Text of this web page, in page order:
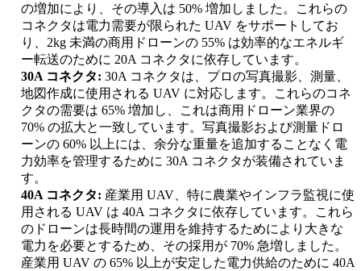
の増加により、その導入は 50% 増加しました。これらの
コネクタは電力需要が限られた UAV をサポートしてお
り、2kg 未満の商用ドローンの 55% は効率的なエネルギ
ー転送のために 20A コネクタに依存しています。
30A コネクタ: 30A コネクタは、プロの写真撮影、測量、
地図作成に使用される UAV に対応します。これらのコネ
クタの需要は 65% 増加し、これは商用ドローン業界の
70% の拡大と一致しています。写真撮影および測量ドロ
ーンの 60% 以上には、余分な重量を追加することなく電
力効率を管理するために 30A コネクタが装備されていま
す。
40A コネクタ: 産業用 UAV、特に農業やインフラ監視に使
用される UAV は 40A コネクタに依存しています。これら
のドローンは長時間の運用を維持するためにより大きな
電力を必要とするため、その採用が 70% 急増しました。
産業用 UAV の 65% 以上が安定した電力供給のために 40A